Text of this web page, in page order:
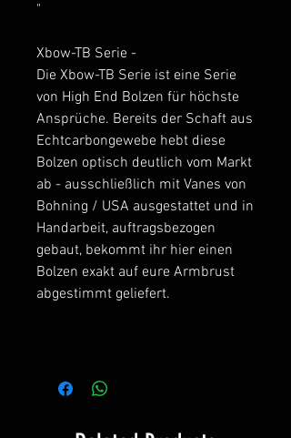
"
Xbow-TB Serie -
Die Xbow-TB Serie ist eine Serie
von High End Bolzen für höchste
Ansprüche. Bereits der Schaft aus
Echtcarbongewebe hebt diese
Bolzen optisch deutlich vom Markt
ab - ausschließlich mit Vanes von
Bohning / USA ausgestattet und in
Handarbeit, auftragsbezogen
gebaut, bekommt ihr hier einen
Bolzen exakt auf eure Armbrust
abgestimmt geliefert.